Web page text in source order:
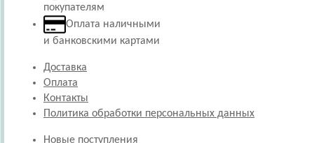
покупателям
Оплата наличными
и банковскими картами
Доставка
Оплата
Контакты
Политика обработки персональных данных
Новые поступления